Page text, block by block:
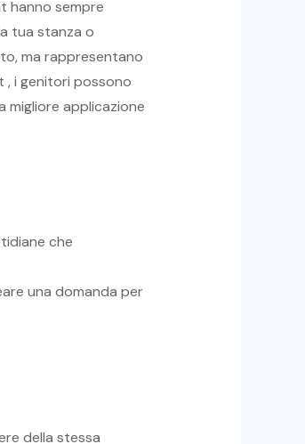
hanno sempre
tua stanza o
ma rappresentano
, i genitori possono
migliore applicazione
che
una domanda per
della stessa